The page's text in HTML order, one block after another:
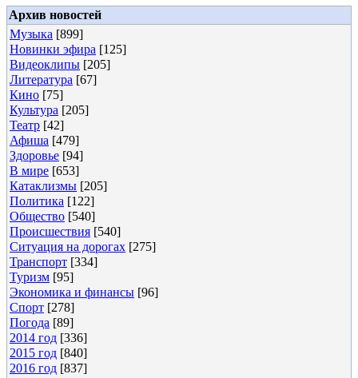
Архив новостей
Музыка [899]
Новинки эфира [125]
Видеоклипы [205]
Литература [67]
Кино [75]
Культура [205]
Театр [42]
Афиша [479]
Здоровье [94]
В мире [653]
Катаклизмы [205]
Политика [122]
Общество [540]
Происшествия [540]
Ситуация на дорогах [275]
Транспорт [334]
Туризм [95]
Экономика и финансы [96]
Спорт [278]
Погода [89]
2014 год [336]
2015 год [840]
2016 год [837]